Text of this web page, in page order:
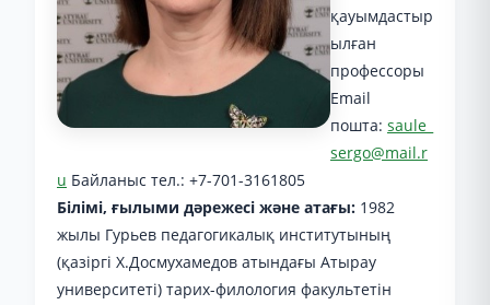
қауымдастыр
ылған
профессоры
Email
пошта: saule_
sergo@mail.r
u Байланыс тел.: +7-701-3161805
Білімі, ғылыми дәрежесі және атағы: 1982
жылы Гурьев педагогикалық институтының
(қазіргі Х.Досмухамедов атындағы Атырау
университеті) тарих-филология факультетін